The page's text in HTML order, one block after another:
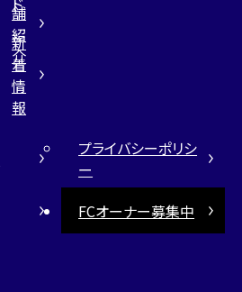
舗
紹
介
新
着
情
報
プライバシーポリシ
ー
FCオーナー募集中